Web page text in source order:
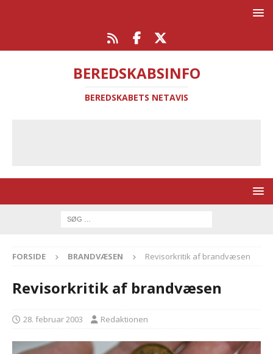
BEREDSKABSINFO
BEREDSKABETS NETAVIS
FORSIDE BRANDVÆSEN Revisorkritik af brandvæsen
Revisorkritik af brandvæsen
28. februar 2003 Redaktionen